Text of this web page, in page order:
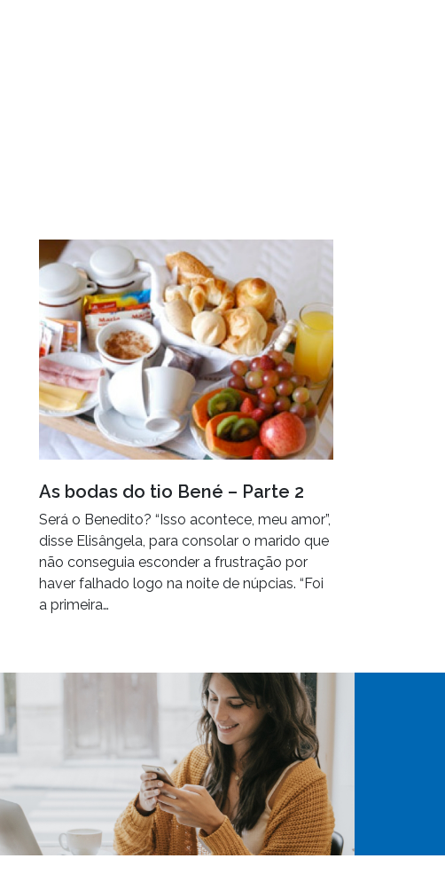
As bodas do tio Bené – Parte 2
Será o Benedito? “Isso acontece, meu amor”,
disse Elisângela, para consolar o marido que
não conseguia esconder a frustração por
haver falhado logo na noite de núpcias. “Foi
a primeira…